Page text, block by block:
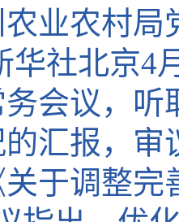
农业农村局
华社北京4
会议，
汇报，审
于调整